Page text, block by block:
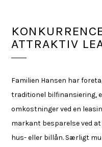
ATTRAKTIV
Familien Hansen har
traditionel bilfinansiering,
omkostninger ved en
markant besparelse ved
hus- eller billån. Særligt